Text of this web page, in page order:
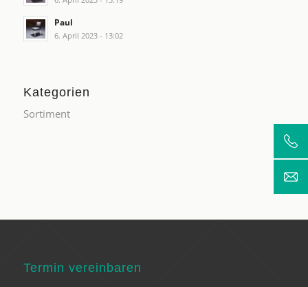
Paul
6. April 2023 - 13:02
Kategorien
Sortiment
Termin vereinbaren